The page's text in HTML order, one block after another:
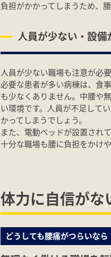
負担がかかってしまうため、
人員が少ない・設備
人員が少ない職場も注意が必
必要な患者が多い病棟は、食
も少なくありません。中腰や
い環境です。人員が不足して
かってしまうでしょう。
また、電動ベッドが設置され
十分な職場も腰に負担をかけ
体力に自信がな
どうしても腰痛がつらいなら